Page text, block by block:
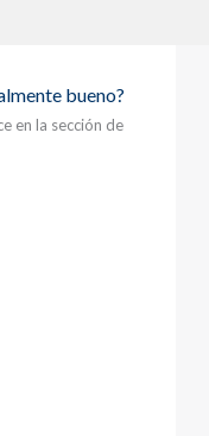
bueno?
en la sección de